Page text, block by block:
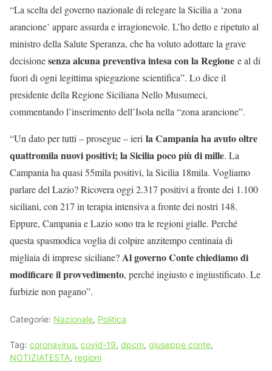
“La scelta del governo nazionale di relegare la Sicilia a ‘zona
arancione’ appare assurda e irragionevole. L’ho detto e ripetuto al
ministro della Salute Speranza, che ha voluto adottare la grave
decisionesenza alcuna preventiva intesa con la Regione e al di
fuori di ogni legittima spiegazione scientifica”. Lo dice il
presidente della Regione Siciliana Nello Musumeci,
commentando l’inserimento dell’Isola nella “zona arancione”.
“Un dato per tutti – prosegue – ieri la Campania ha avuto oltre
quattromila nuovi positivi; la Sicilia poco più di mille. La
Campania ha quasi 55mila positivi, la Sicilia 18mila. Vogliamo
parlare del Lazio? Ricovera oggi 2.317 positivi a fronte dei 1.100
siciliani, con 217 in terapia intensiva a fronte dei nostri 148.
Eppure, Campania e Lazio sono tra le regioni gialle. Perché
questa spasmodica voglia di colpire anzitempo centinaia di
migliaia di imprese siciliane?Al governo Conte chiediamo di
modificare il provvedimento, perché ingiusto e ingiustificato. Le
furbizie non pagano”.
Categorie: Nazionale, Politica
Tag: coronavirus, covid-19, dpcm, giuseppe conte,
NOTIZIATESTA, regioni